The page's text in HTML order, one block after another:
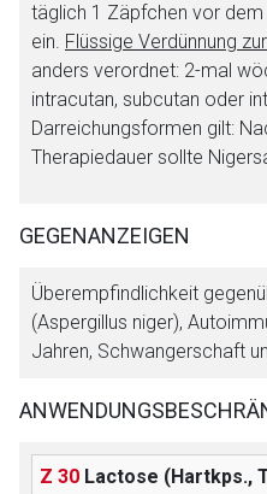
täglich 1 Zäpfchen vor
ein. Flüssige Verdünnung
anders verordnet: 2-mal
intracutan, subcutan oder
Darreichungsformen gilt:
Therapiedauer sollte
GEGENANZEIGEN
Überempfindlichkeit
(Aspergillus niger),
Jahren, Schwangerschaft
Z 30 Lactose (Hartkps.,
Aufruf einer
Der von Ihnen aufgerufene
Seite. Für die Inhalte der
Betreiber verantwortlich.